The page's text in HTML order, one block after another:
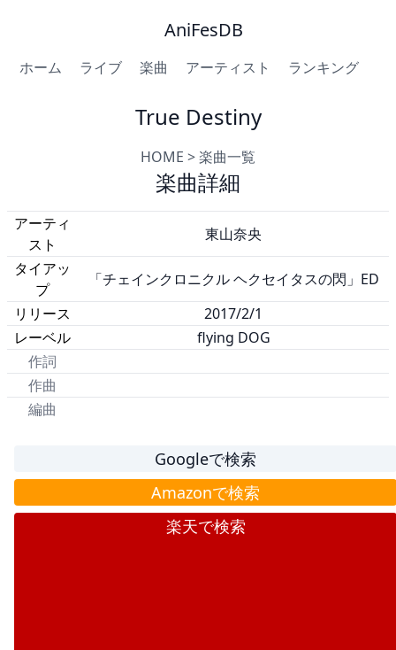
AniFesDB
ホーム ライブ 楽曲 アーティスト ランキング
True Destiny
HOME >楽曲一覧
楽曲詳細
アーティ
スト
東山奈央
タイアッ
プ
「チェインクロニクル ヘクセイタスの閃」ED
リリース
2017/2/1
レーベル
flying DOG
作詞
作曲
編曲
Googleで検索
Amazonで検索
楽天で検索